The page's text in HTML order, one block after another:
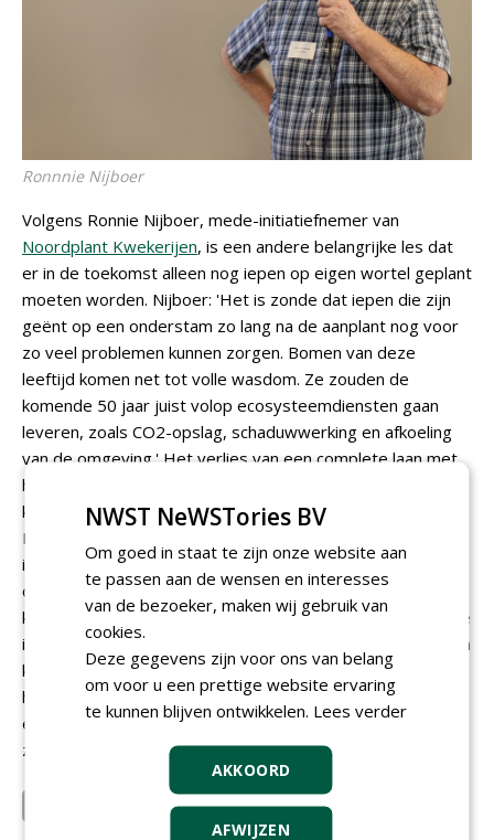
Ronnnie Nijboer
Volgens Ronnie Nijboer, mede-initiatiefnemer van
Noordplant Kwekerijen, is een andere belangrijke les dat
er in de toekomst alleen nog iepen op eigen wortel geplant
moeten worden. Nijboer: 'Het is zonde dat iepen die zijn
geënt op een onderstam zo lang na de aanplant nog voor
zo veel problemen kunnen zorgen. Bomen van deze
leeftijd komen net tot volle wasdom. Ze zouden de
komende 50 jaar juist volop ecosysteemdiensten gaan
leveren, zoals CO2-opslag, schaduwwerking en afkoeling
van de omgeving.' Het verlies van een complete laan met
halfwassen bomen is dus niet alleen spijtig, maar ook
kapitaalvernietiging. En zonder de iep kunnen we in
Nederland niet, aldus Nijboer. 'Het is een oer-Hollandse
inheemse boomsoort, die zich aan extreme
omstandigheden heeft aangepast, zoals harde wind in de
kustgebieden en kale polders. Maar ook in de stad voelt de
iep zich thuis. Anders dan de eik en de beuk zal de iep geen
krimp geven in het snel veranderende klimaat. Eigenlijk is
het dus gewoon de beste stadsboom. Als gemeenten
erop toezien dat ze alleen nog wortelechte iepen planten,
zingen we over 25 jaar nog steeds 'iep, iep, hoera!'.'
Koninklijke Ginkel Groep Noordplant
NWST NeWSTories BV
Om goed in staat te zijn onze website aan
te passen aan de wensen en interesses
van de bezoeker, maken wij gebruik van
cookies.
Deze gegevens zijn voor ons van belang
om voor u een prettige website ervaring
te kunnen blijven ontwikkelen. Lees verder
AKKOORD
AFWIJZEN